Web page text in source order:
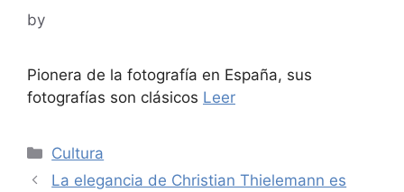
by
Pionera de la fotografía en España, sus
fotografías son clásicos Leer
Categories
Cultura
La elegancia de Christian Thielemann es